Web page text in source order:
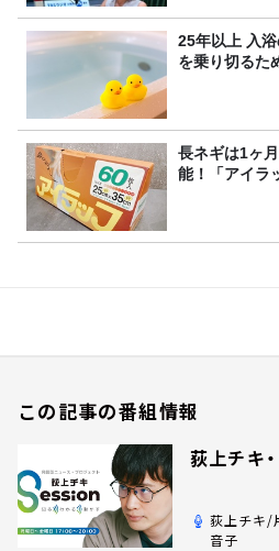
25年以上 入
を乗り切るた
長ネギは1ヶ
能！「アイラ
この記事の番組情報
荻上チキ
荻上チキ/
音子